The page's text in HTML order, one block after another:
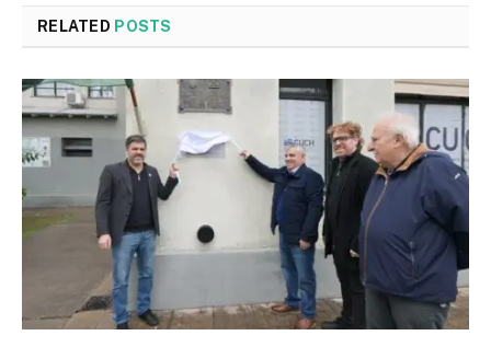
RELATED POSTS